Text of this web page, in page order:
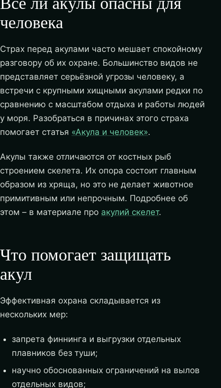
человека
Страх перед акулами часто мешает спокойному
разговору об их охране. Большинство видов не
представляет серьёзной угрозы человеку, а
встречи с крупными хищными акулами редки по
сравнению с масштабом отдыха и работы людей
у моря. Разобраться в причинах этого страха
помогает статья «Акула и человек».
Акулы также отличаются от костных рыб
строением скелета. Их опора состоит главным
образом из хряща, но это не делает животное
примитивным или непрочным. Подробнее об
этом – в материале про акулий скелет.
Что помогает защищать
акул
Эффективная охрана складывается из
нескольких мер:
запрета финнинга и выгрузки отдельных
плавников без туши;
научно обоснованных ограничений на вылов
отдельных видов;